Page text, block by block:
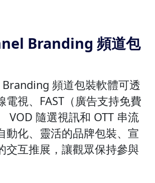
Branding 頻道包
頻道包裝軟體可透
電視、FAST（廣告支持免費
VOD 隨選視訊和 OTT 串流
動化、靈活的品牌包裝、宣
交互推展，讓觀眾保持參與